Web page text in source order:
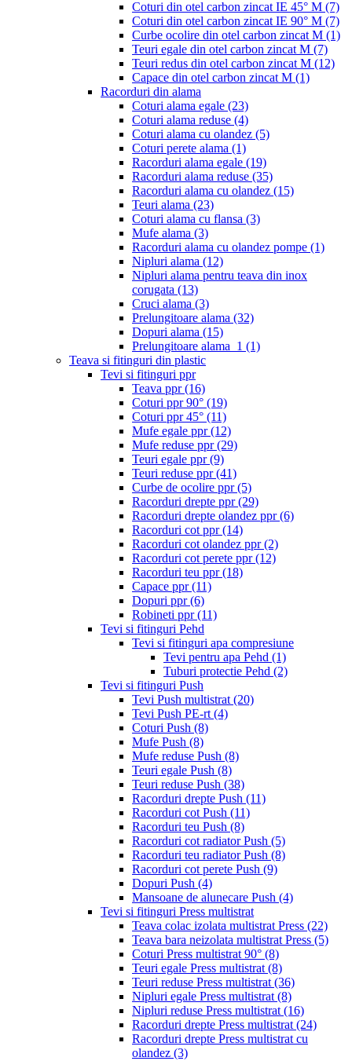
Coturi din otel carbon zincat IE 45° M (7)
Coturi din otel carbon zincat IE 90° M (7)
Curbe ocolire din otel carbon zincat M (1)
Teuri egale din otel carbon zincat M (7)
Teuri redus din otel carbon zincat M (12)
Capace din otel carbon zincat M (1)
Racorduri din alama
Coturi alama egale (23)
Coturi alama reduse (4)
Coturi alama cu olandez (5)
Coturi perete alama (1)
Racorduri alama egale (19)
Racorduri alama reduse (35)
Racorduri alama cu olandez (15)
Teuri alama (23)
Coturi alama cu flansa (3)
Mufe alama (3)
Racorduri alama cu olandez pompe (1)
Nipluri alama (12)
Nipluri alama pentru teava din inox
corugata (13)
Cruci alama (3)
Prelungitoare alama (32)
Dopuri alama (15)
Prelungitoare alama_1 (1)
Teava si fitinguri din plastic
Tevi si fitinguri ppr
Teava ppr(16)
Coturi ppr 90° (19)
Coturi ppr 45° (11)
Mufe egale ppr(12)
Mufe reduse ppr(29)
Teuri egale ppr(9)
Teuri reduse ppr(41)
Curbe de ocolire ppr(5)
Racorduri drepte ppr(29)
Racorduri drepte olandez ppr(6)
Racorduri cot ppr(14)
Racorduri cot olandez ppr(2)
Racorduri cot perete ppr(12)
Racorduri teu ppr(18)
Capace ppr(11)
Dopuri ppr(6)
Robineti ppr(11)
Tevi si fitinguri Pehd
Tevi si fitinguri apa compresiune
Tevi pentru apa Pehd (1)
Tuburi protectie Pehd (2)
Tevi si fitinguri Push
Tevi Push multistrat (20)
Tevi Push PE-rt (4)
Coturi Push (8)
Mufe Push (8)
Mufe reduse Push (8)
Teuri egale Push (8)
Teuri reduse Push (38)
Racorduri drepte Push (11)
Racorduri cot Push (11)
Racorduri teu Push (8)
Racorduri cot radiator Push (5)
Racorduri teu radiator Push (8)
Racorduri cot perete Push (9)
Dopuri Push (4)
Mansoane de alunecare Push (4)
Tevi si fitinguri Press multistrat
Teava colac izolata multistrat Press (22)
Teava bara neizolata multistrat Press (5)
Coturi Press multistrat 90° (8)
Teuri egale Press multistrat (8)
Teuri reduse Press multistrat (36)
Nipluri egale Press multistrat (8)
Nipluri reduse Press multistrat (16)
Racorduri drepte Press multistrat (24)
Racorduri drepte Press multistrat cu
olandez (3)